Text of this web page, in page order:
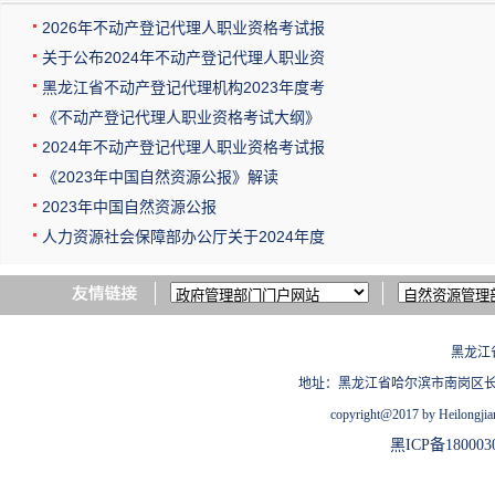
2026年不动产登记代理人职业资格考试报
关于公布2024年不动产登记代理人职业资
黑龙江省不动产登记代理机构2023年度考
《不动产登记代理人职业资格考试大纲》
2024年不动产登记代理人职业资格考试报
《2023年中国自然资源公报》解读
2023年中国自然资源公报
人力资源社会保障部办公厅关于2024年度
黑龙江
地址：黑龙江省哈尔滨市南岗区
copyright@2017 by
黑ICP备